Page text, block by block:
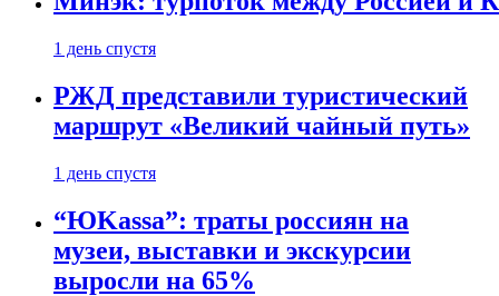
1 день спустя
РЖД представили туристический
маршрут «Великий чайный путь»
1 день спустя
“ЮKassa”: траты россиян на
музеи, выставки и экскурсии
выросли на 65%